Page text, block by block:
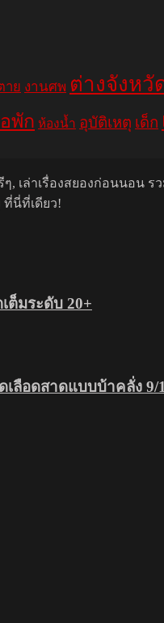
าย งานศพ ต่างจังหวั
พัก ห้องน้ำ อุบัติเหตุ เด็ก
, เล่าเรื่องสยองก่อนนอ
ที่นี่ที่เดียว!
ต็มระดับ 20+
เลือดสาดแบบบ้าคลั่ง 9/